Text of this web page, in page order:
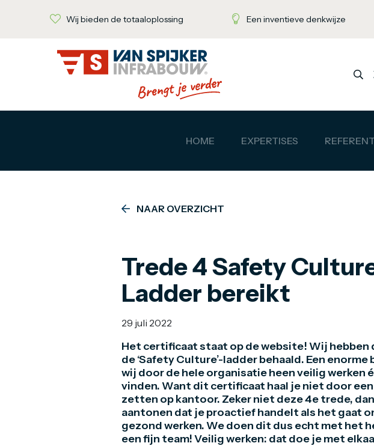
Wij bieden de totaaloplossing Een inventieve denkwijze
HOME EXPERTISES
NAAR OVERZICHT
Trede 4 Safety
Ladder bereikt
29 juli 2022
Het certificaat staat op de website! Wij hebben
de ‘Safety Culture’-ladder behaald. Een
wij door de hele organisatie heen veilig werken
vinden. Want dit certificaat haal je niet door
zetten op kantoor. Zeker niet deze 4e trede,
aantonen dat je proactief handelt als het gaat
gezond werken. We doen dit dus echt met het
een fijn team! Veilig werken: dat doe je met